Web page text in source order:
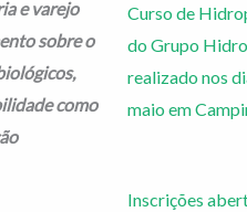
e varejo
sobre o
como
Curso de
do Grupo
realizado nos
maio em
Inscrições